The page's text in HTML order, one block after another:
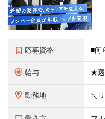
応募資格
給与
勤務地